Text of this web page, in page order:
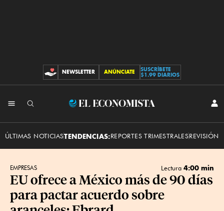
CONTRIBUCIONES
NEWSLETTER ANÚNCIATE
SUSCRÍBETE
$1.99 DIARIOS
El
ÚLTIMAS NOTICIASTENDENCIAS:REPORTES TRIMESTRALESREVISIÓN
EMPRESAS Lectura 4:00 min
EU ofrece a México más de 90 días
para pactar acuerdo sobre